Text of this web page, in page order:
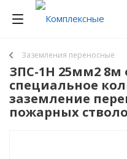
Заземления переносные
ЗПС-1Н 25мм2
специальное
заземление
пожарных